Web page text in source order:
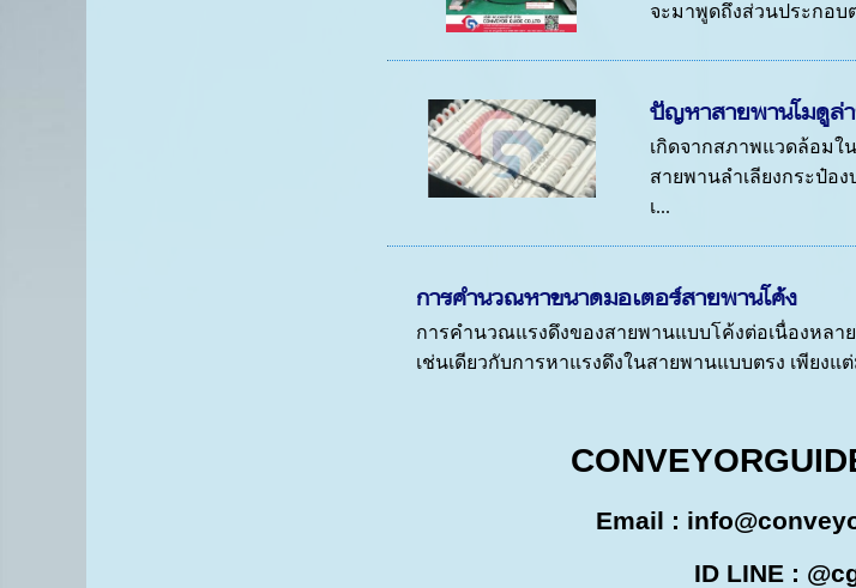
จะมาพูดถึงส่วนประกอบต่
ปัญหาสายพานโมดูล่
เกิดจากสภาพแวดล้อม
สายพานลำเลียงกระป๋อ
เ...
การคำนวณหาขนาดมอเตอร์สายพานโค้ง
การคำนวณแรงดึงของสายพานแบบโค้งต่อเนื่องหล
เช่นเดียวกับการหาแรงดึงในสายพานแบบตรง เพียงแ
Email :
ID LINE :